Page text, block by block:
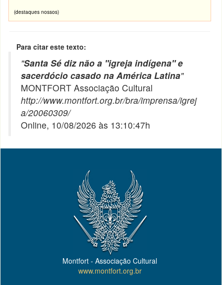
(destaques nossos)
Para citar este texto:
"Santa Sé diz não a "igreja indígena" e
sacerdócio casado na América Latina"
MONTFORT Associação Cultural
http://www.montfort.org.br/bra/imprensa/igrej
a/20060309/
Online, 10/08/2026 às 13:10:47h
Montfort - Associação Cultural
www.montfort.org.br